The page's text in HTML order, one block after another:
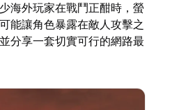
海外玩家在戰鬥正酣時，螢
能讓角色暴露在敵人攻擊之
分享一套切實可行的網路最